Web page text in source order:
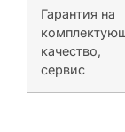
Гарантия на
качество,
сервис